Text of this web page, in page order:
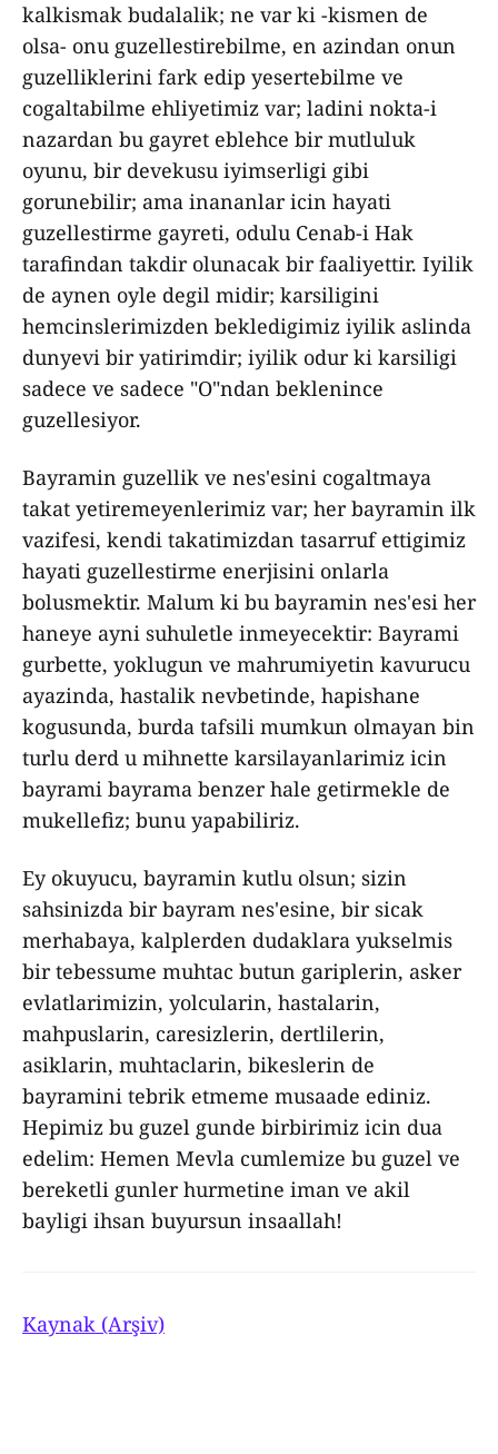
kalkismak budalalik; ne var ki -kismen de
olsa- onu guzellestirebilme, en azindan onun
guzelliklerini fark edip yesertebilme ve
cogaltabilme ehliyetimiz var; ladini nokta-i
nazardan bu gayret eblehce bir mutluluk
oyunu, bir devekusu iyimserligi gibi
gorunebilir; ama inananlar icin hayati
guzellestirme gayreti, odulu Cenab-i Hak
tarafindan takdir olunacak bir faaliyettir. Iyilik
de aynen oyle degil midir; karsiligini
hemcinslerimizden bekledigimiz iyilik aslinda
dunyevi bir yatirimdir; iyilik odur ki karsiligi
sadece ve sadece "O"ndan beklenince
guzellesiyor.
Bayramin guzellik ve nes'esini cogaltmaya
takat yetiremeyenlerimiz var; her bayramin ilk
vazifesi, kendi takatimizdan tasarruf ettigimiz
hayati guzellestirme enerjisini onlarla
bolusmektir. Malum ki bu bayramin nes'esi her
haneye ayni suhuletle inmeyecektir: Bayrami
gurbette, yoklugun ve mahrumiyetin kavurucu
ayazinda, hastalik nevbetinde, hapishane
kogusunda, burda tafsili mumkun olmayan bin
turlu derd u mihnette karsilayanlarimiz icin
bayrami bayrama benzer hale getirmekle de
mukellefiz; bunu yapabiliriz.
Ey okuyucu, bayramin kutlu olsun; sizin
sahsinizda bir bayram nes'esine, bir sicak
merhabaya, kalplerden dudaklara yukselmis
bir tebessume muhtac butun gariplerin, asker
evlatlarimizin, yolcularin, hastalarin,
mahpuslarin, caresizlerin, dertlilerin,
asiklarin, muhtaclarin, bikeslerin de
bayramini tebrik etmeme musaade ediniz.
Hepimiz bu guzel gunde birbirimiz icin dua
edelim: Hemen Mevla cumlemize bu guzel ve
bereketli gunler hurmetine iman ve akil
bayligi ihsan buyursun insaallah!
Kaynak (Arşiv)